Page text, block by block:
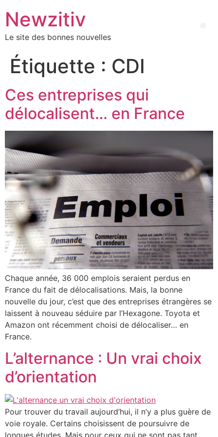
Newzitiv
Le site des bonnes nouvelles
Étiquette : CDI
Ces entreprises qui
délocalisent… en France
Chaque année, 36 000 emplois seraient perdus en
France du fait de délocalisations. Mais, la bonne
nouvelle du jour, c’est que des entreprises étrangères se
laissent à nouveau séduire par l’Hexagone. Toyota et
Amazon ont récemment choisi de délocaliser… en
France.
L’alternance : Un vrai choix
d’orientation
Pour trouver du travail aujourd’hui, il n’y a plus guère de
voie royale. Certains choisissent de poursuivre de